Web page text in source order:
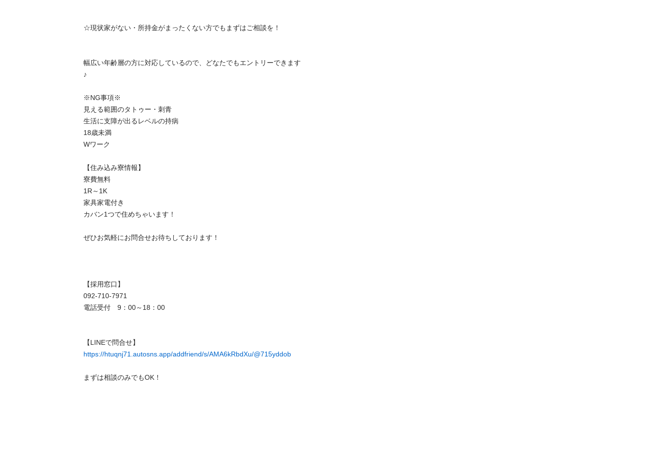
☆現状家がない・所持金がまったくない方でもまずはご相談を！
幅広い年齢層の方に対応しているので、どなたでもエントリーできます
♪
※NG事項※
見える範囲のタトゥー・刺青
生活に支障が出るレベルの持病
18歳未満
Wワーク
【住み込み寮情報】
寮費無料
1R～1K
家具家電付き
カバン1つで住めちゃいます！
ぜひお気軽にお問合せお待ちしております！
【採用窓口】
092-710-7971
電話受付　9：00～18：00
https://htuqnj71.autosns.app/addfriend/s/AMA6kRbdXu/@715yddob
まずは相談のみでもOK！